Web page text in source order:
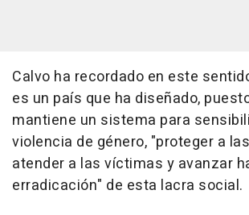
Calvo ha recordado en este
es un país que ha diseñado,
mantiene un sistema para
violencia de género, "proteger a
atender a las víctimas y avanzar
erradicación" de esta lacra social.